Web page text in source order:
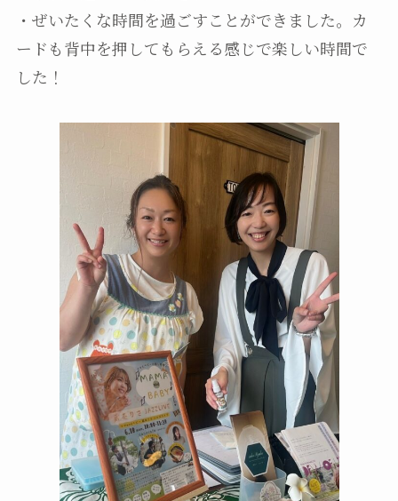
・ぜいたくな時間を過ごすことができました。カ
ードも背中を押してもらえる感じで楽しい時間で
した！